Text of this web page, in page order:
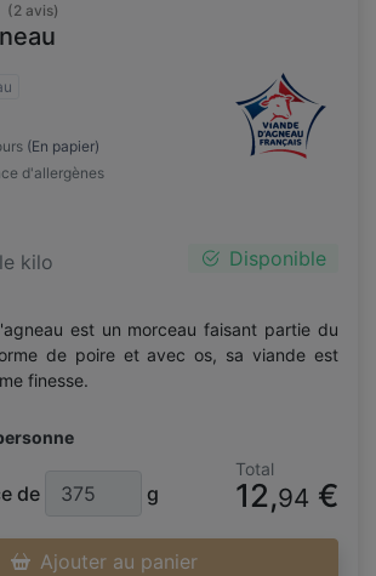
(2 avis)
(En papier)
d'allergènes
le kilo Disponible
est un morceau faisant partie du
de poire et avec os, sa viande est
finesse.
de g
Total
12,94 €
Ajouter au panier